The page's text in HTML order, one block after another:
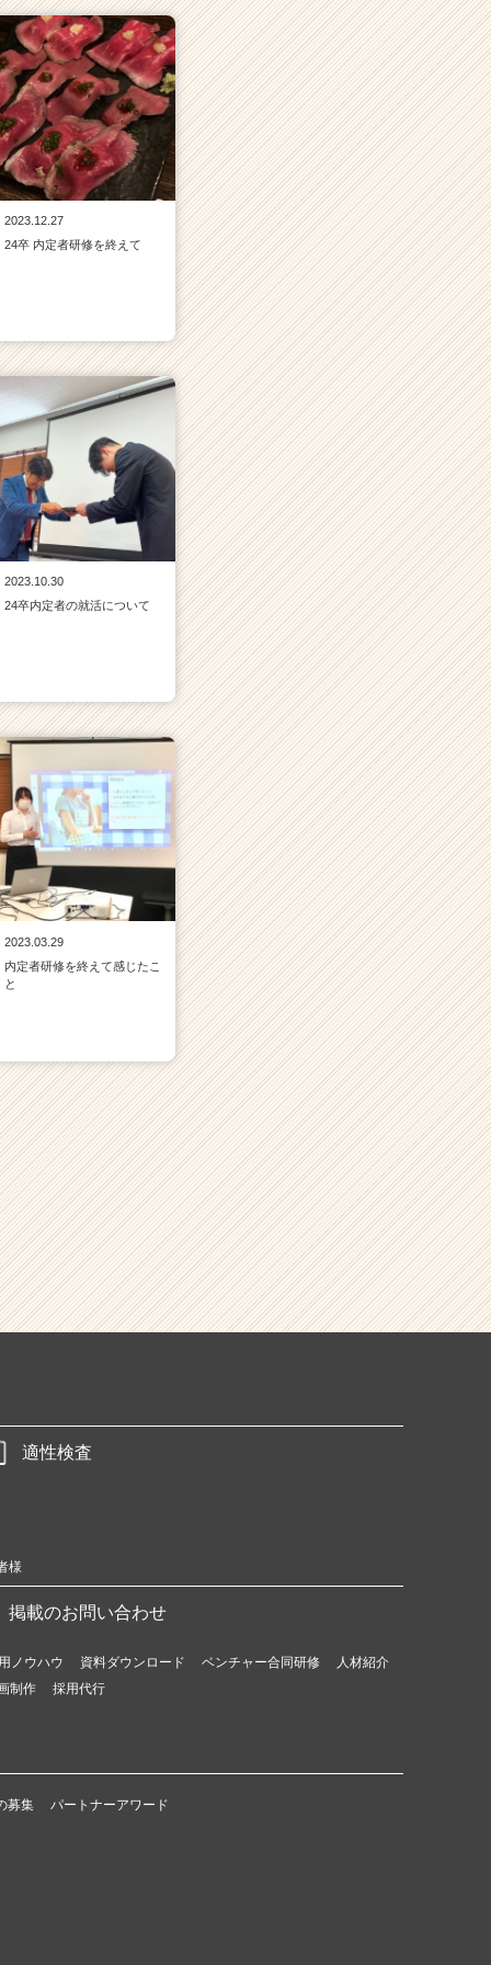
2023.12.27
24卒 内定者研修を終えて
2023.10.30
24卒内定者の就活について
2023.03.29
内定者研修を終えて感じたこ
と
適性検査
様
掲載のお問い合わせ
ノウハウ 資料ダウンロード ベンチャー合同研修
人材紹介
制作
採用代行
募集 パートナーアワード